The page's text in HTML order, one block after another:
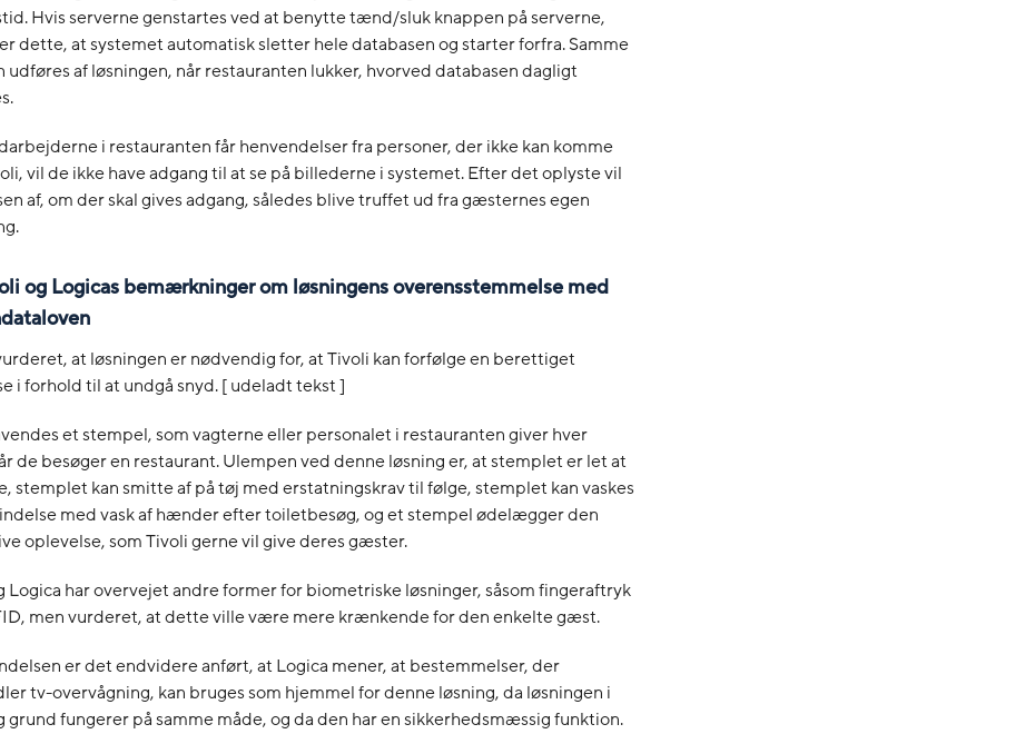
Hvis serverne genstartes ved at benytte tænd/sluk knappen på serverne,
dette, at systemet automatisk sletter hele databasen og starter forfra. Samme
udføres af løsningen, når restauranten lukker, hvorved databasen dagligt
i restauranten får henvendelser fra personer, der ikke kan komme
vil de ikke have adgang til at se på billederne i systemet. Efter det oplyste vil
af, om der skal gives adgang, således blive truffet ud fra gæsternes egen
og Logicas bemærkninger om løsningens overensstemmelse med
at løsningen er nødvendig for, at Tivoli kan forfølge en berettiget
i forhold til at undgå snyd. [ udeladt tekst ]
et stempel, som vagterne eller personalet i restauranten giver hver
de besøger en restaurant. Ulempen ved denne løsning er, at stemplet er let at
stemplet kan smitte af på tøj med erstatningskrav til følge, stemplet kan vaskes
med vask af hænder efter toiletbesøg, og et stempel ødelægger den
oplevelse, som Tivoli gerne vil give deres gæster.
Logica har overvejet andre former for biometriske løsninger, såsom fingeraftryk
men vurderet, at dette ville være mere krænkende for den enkelte gæst.
er det endvidere anført, at Logica mener, at bestemmelser, der
tv-overvågning, kan bruges som hjemmel for denne løsning, da løsningen i
grund fungerer på samme måde, og da den har en sikkerhedsmæssig funktion.